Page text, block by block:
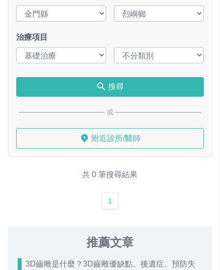
治療項目
搜尋
或
附近診所/醫師
共 0 筆搜尋結果
1
推薦文章
3D齒雕是什麼？3D齒雕優缺點、後遺症、預防失